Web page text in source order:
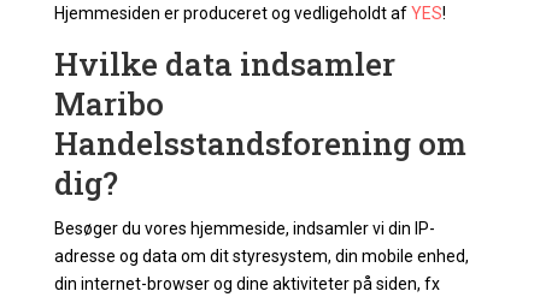
Hjemmesiden er produceret og vedligeholdt afYES!
Hvilke data indsamler
Maribo
Handelsstandsforening om
dig?
Besøger du vores hjemmeside, indsamler vi din IP-
adresse og data om dit styresystem, din mobile enhed,
din internet-browser og dine aktiviteter på siden, fx